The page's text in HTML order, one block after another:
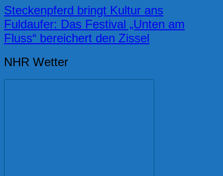
Steckenpferd bringt Kultur ans
Fuldaufer: Das Festival „Unten am
Fluss“ bereichert den Zissel
NHR Wetter